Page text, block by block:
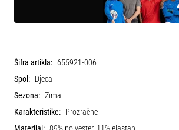
Šifra artikla: 655921-006
Spol: Djeca
Sezona: Zima
Karakteristike: Prozračne